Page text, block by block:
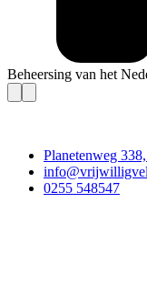
Beheersing van het
Planetenweg
0255 548547